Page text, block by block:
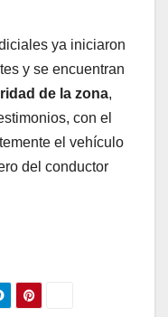
ya iniciaron
y se encuentran
de la zona,
con el
el vehículo
del conductor